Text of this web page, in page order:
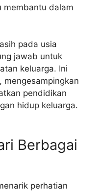
membantu dalam
pada usia
jawab untuk
keluarga. Ini
mengesampingkan
pendidikan
hidup keluarga.
Berbagai
perhatian